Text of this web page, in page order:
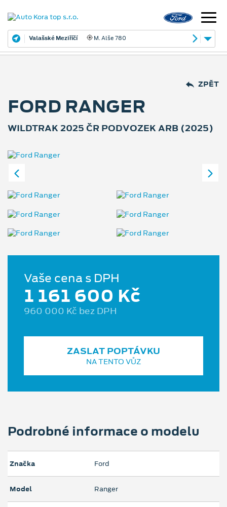
Valašské Meziříčí M. Alše 780
ZPĚT
FORD RANGER
WILDTRAK 2025 ČR PODVOZEK ARB (2025)
Vaše cena s DPH
1 161 600 Kč
960 000 Kč bez DPH
ZASLAT POPTÁVKU
NA TENTO VŮZ
Podrobné informace o modelu
Značka Ford
Model Ranger